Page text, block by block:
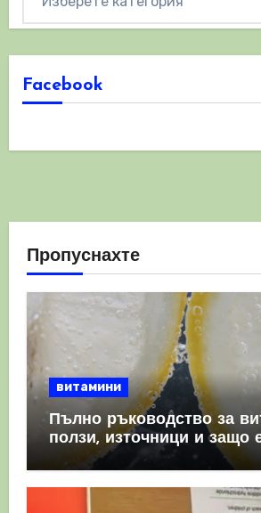
Facebook
Пропуснахте
витамини
Пълно ръководство за
ползи, източници и защо
имунната система